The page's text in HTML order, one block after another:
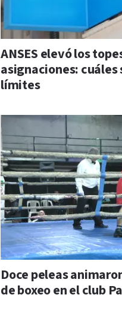
ANSES elevó los
asignaciones: cuáles
límites
Doce peleas
de boxeo en el club